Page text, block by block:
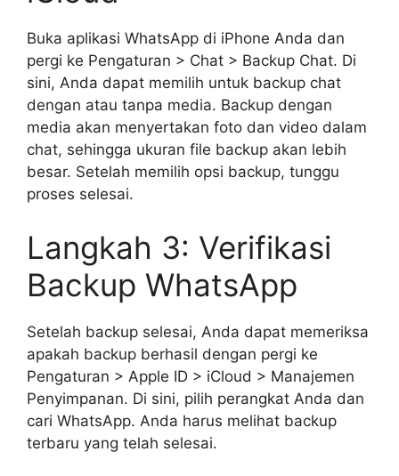
Buka aplikasi WhatsApp di iPhone Anda dan
pergi ke Pengaturan > Chat > Backup Chat. Di
sini, Anda dapat memilih untuk backup chat
dengan atau tanpa media. Backup dengan
media akan menyertakan foto dan video dalam
chat, sehingga ukuran file backup akan lebih
besar. Setelah memilih opsi backup, tunggu
proses selesai.
Langkah 3: Verifikasi
Backup WhatsApp
Setelah backup selesai, Anda dapat memeriksa
apakah backup berhasil dengan pergi ke
Pengaturan > Apple ID > iCloud > Manajemen
Penyimpanan. Di sini, pilih perangkat Anda dan
cari WhatsApp. Anda harus melihat backup
terbaru yang telah selesai.